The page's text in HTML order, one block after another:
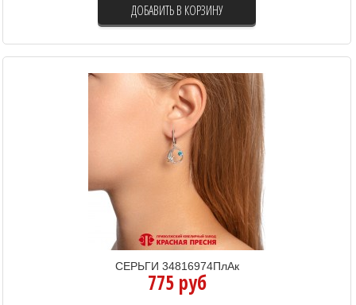
ДОБАВИТЬ В КОРЗИНУ
СЕРЬГИ 34816974ПлАк
775 руб